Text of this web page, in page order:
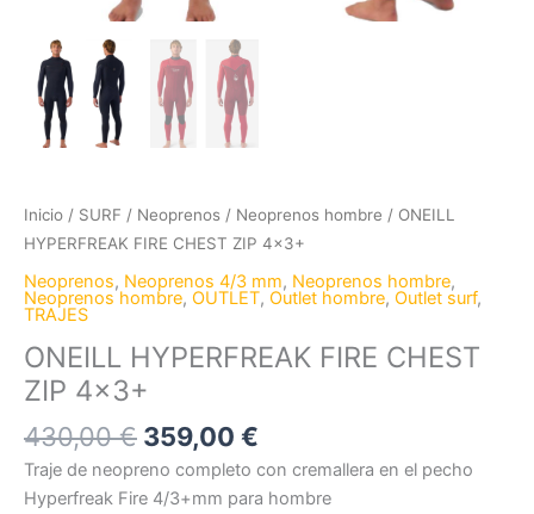
Inicio / SURF / Neoprenos / Neoprenos hombre / ONEILL
HYPERFREAK FIRE CHEST ZIP 4×3+
Neoprenos, Neoprenos 4/3 mm, Neoprenos hombre,
Neoprenos hombre, OUTLET, Outlet hombre, Outlet surf,
TRAJES
ONEILL HYPERFREAK FIRE CHEST
ZIP 4×3+
430,00€ 359,00 €
Traje de neopreno completo con cremallera en el pecho
Hyperfreak Fire 4/3+mm para hombre